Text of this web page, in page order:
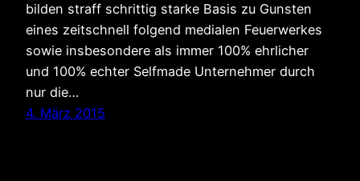
bilden straff schrittig starke Basis zu Gunsten
eines zeitschnell folgend medialen Feuerwerkes
sowie insbesondere als immer 100% ehrlicher
und 100% echter Selfmade Unternehmer durch
nur die…
4. März 2015